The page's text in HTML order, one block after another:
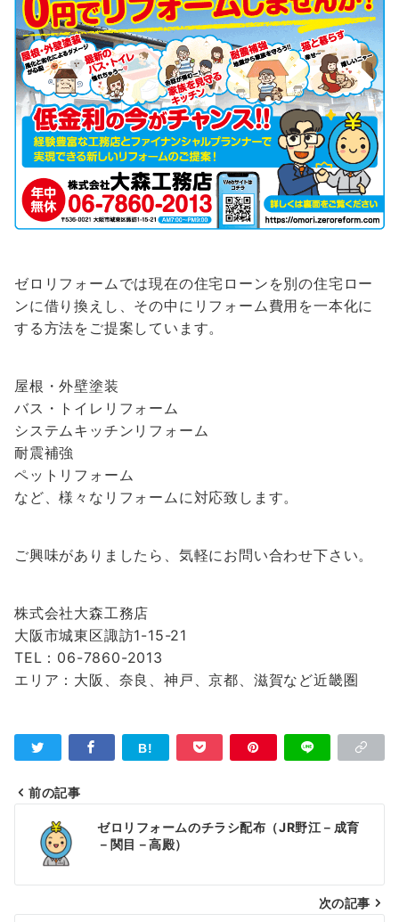
ゼロリフォームでは現在の住宅ローンを別の住宅ロー
ンに借り換えし、その中にリフォーム費用を一本化に
する方法をご提案しています。
屋根・外壁塗装
バス・トイレリフォーム
システムキッチンリフォーム
耐震補強
ペットリフォーム
など、様々なリフォームに対応致します。
ご興味がありましたら、気軽にお問い合わせ下さい。
株式会社大森工務店
大阪市城東区諏訪1-15-21
TEL：06-7860-2013
エリア：大阪、奈良、神戸、京都、滋賀など近畿圏
ナ
ビ
前の記事
ゼロリフォームのチラシ配布（JR野江－成育
－関目－高殿）
次の記事